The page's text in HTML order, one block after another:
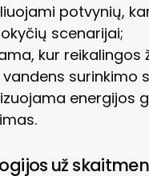
potvynių,
scenarijai;
kur reikalingos
vandens surinkimo
energijos
už